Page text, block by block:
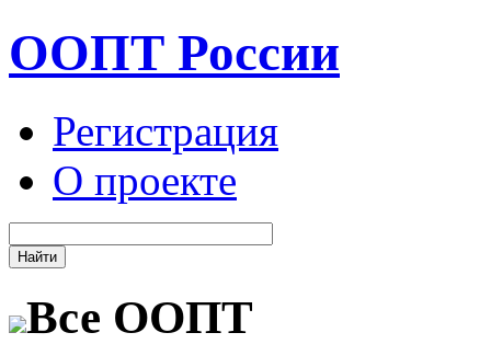
ООПТ России
Регистрация
О проекте
Все ООПТ